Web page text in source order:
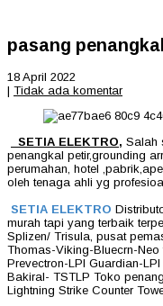
pasang
18 April 2022
| Tidak ada komentar
SETIA ELEKTRO, Salah
penangkal petir,grounding
perumahan, hotel
oleh tenaga ahli yg
SETIA ELEKTRO
murah tapi yang terbaik
Splizen/ Trisula, pusat
Thomas-Viking-Bluecrn-
Prevectron-LPI Guardian-
Bakiral- TSTLP Toko
Lightning Strike Counter